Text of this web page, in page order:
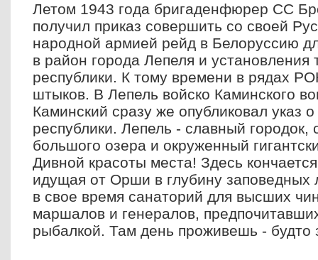
Летом 1943 года бригаденфюрер СС
получил приказ совершить со своей
народной армией рейд в Белоруссию
в район города Лепеля и установления
республики. К тому времени в рядах
штыков. В Лепель войско Каминского
Каминский сразу же опубликовал указ
республики. Лепель - славный городок,
большого озера и окруженный
Дивной красоты места! Здесь
идущая от Орши в глубину заповедных
в свое время санаторий для высших
маршалов и генералов,
рыбалкой. Там день проживешь - будто